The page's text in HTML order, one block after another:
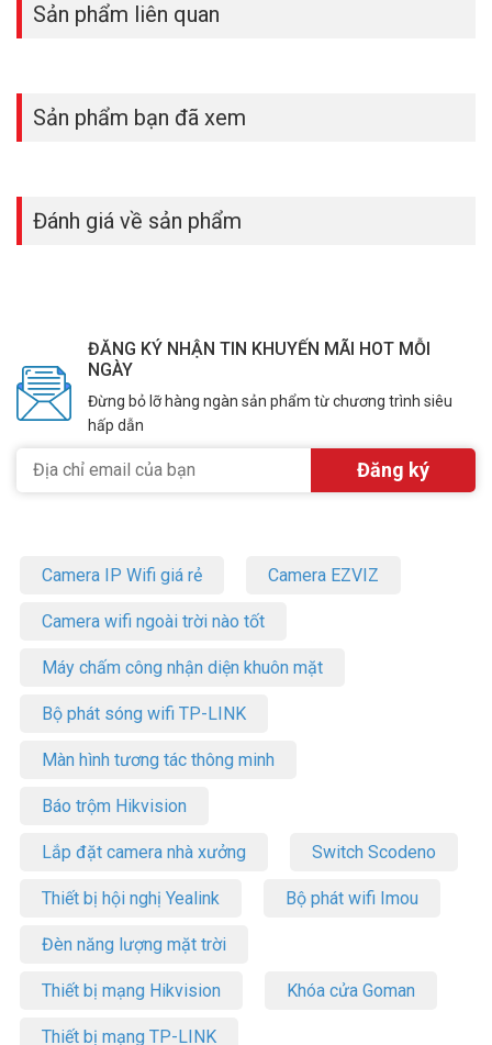
mạng, có dây hoặc wifi
Mô hình ứng dụng
Multi-SSID kết hợp với VLAN giúp gia tăng mức độ bảo mật
Repeater có tích hợp USB Printer Server
Sản phẩm liên quan
Sản phẩm bạn đã xem
Đánh giá về sản phẩm
ĐĂNG KÝ NHẬN TIN KHUYẾN MÃI HOT MỖI
NGÀY
Đừng bỏ lỡ hàng ngàn sản phẩm từ chương trình siêu
hấp dẫn
Camera IP Wifi giá rẻ Camera EZVIZ
Camera wifi ngoài trời nào tốt
Máy chấm công nhận diện khuôn mặt
Bộ phát sóng wifi TP-LINK
Màn hình tương tác thông minh
Báo trộm Hikvision
Lắp đặt camera nhà xưởng Switch Scodeno
Thiết bị hội nghị Yealink Bộ phát wifi Imou
Đèn năng lượng mặt trời
Thiết bị mạng Hikvision Khóa cửa Goman
Thiết bị mạng TP-LINK